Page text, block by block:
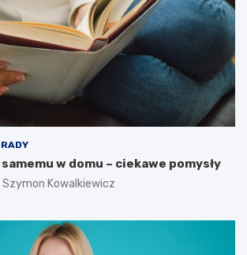
w domu – ciekawe pomysły
Szymon Kowalkiewicz